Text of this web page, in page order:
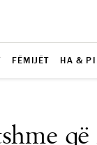
FËMIJËT HA & PI